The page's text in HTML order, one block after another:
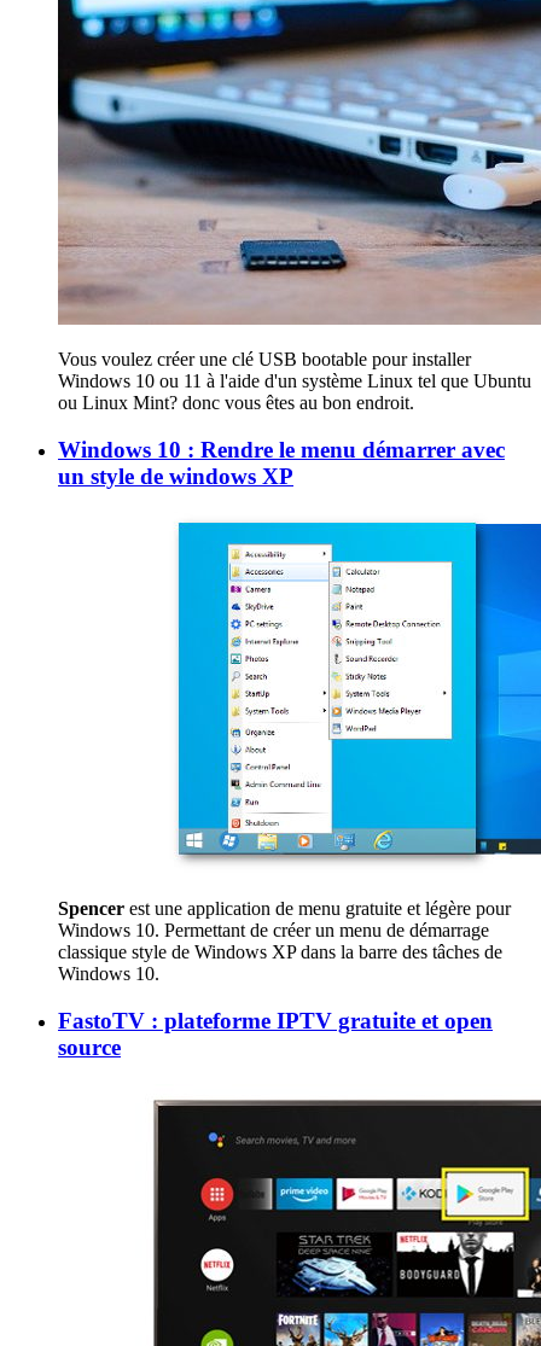
Vous voulez créer une clé USB bootable pour installer
Windows 10 ou 11 à l'aide d'un système Linux tel que Ubuntu
ou Linux Mint? donc vous êtes au bon endroit.
Windows 10 : Rendre le menu démarrer avec
un style de windows XP
Spencer est une application de menu gratuite et légère pour
Windows 10. Permettant de créer un menu de démarrage
classique style de Windows XP dans la barre des tâches de
Windows 10.
FastoTV : plateforme IPTV gratuite et open
source